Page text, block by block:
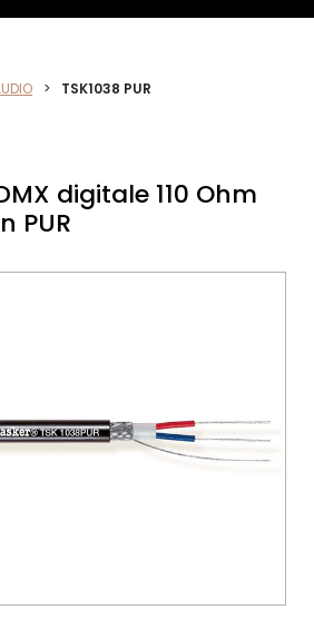
> TSK1038 PUR
digitale 110 Ohm
PUR